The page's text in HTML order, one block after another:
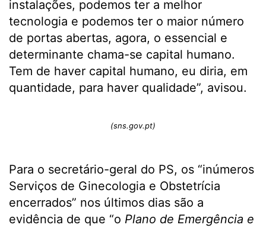
instalações, podemos ter a melhor
tecnologia e podemos ter o maior número
de portas abertas, agora, o essencial e
determinante chama-se capital humano.
Tem de haver capital humano, eu diria, em
quantidade, para haver qualidade”, avisou.
(sns.gov.pt)
Para o secretário-geral do PS, os “inúmeros
Serviços de Ginecologia e Obstetrícia
encerrados” nos últimos dias são a
evidência de que “o Plano de Emergência e